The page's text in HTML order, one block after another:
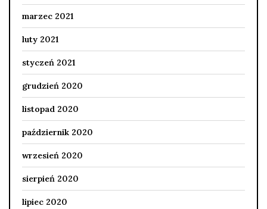
marzec 2021
luty 2021
styczeń 2021
grudzień 2020
listopad 2020
październik 2020
wrzesień 2020
sierpień 2020
lipiec 2020